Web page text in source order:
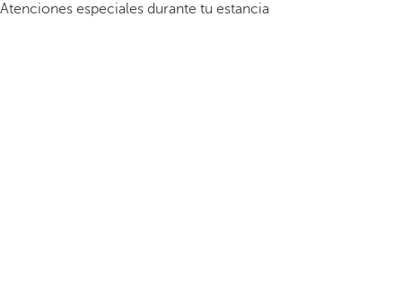
Atenciones especiales durante tu estancia